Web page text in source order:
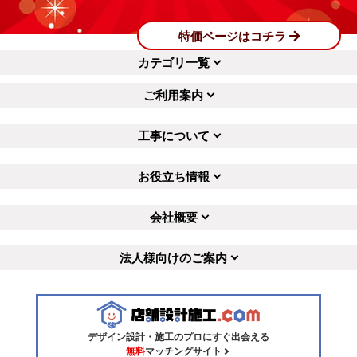
特価ページはコチラ
カテゴリ一覧
ご利用案内
工事について
お役立ち情報
会社概要
法人様向けのご案内
デザイン設計・施工のプロにすぐ出会える
無料マッチングサイト